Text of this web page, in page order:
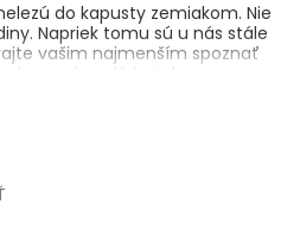
do kapusty zemiakom. Nie
Napriek tomu sú u nás stále
vašim najmenším spoznať
malú kvapkou
mrkvou a farmárskym
6. mesiaca. Zeleninovo-
výživu dojčiat a malých detí.